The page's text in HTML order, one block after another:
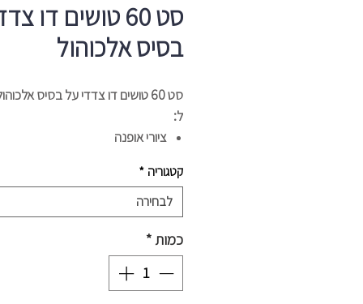
סט 60 טושים דו
בסיס אלכוהול
סט 60 טושים דו צדדי על בסיס
ל:
ציורי אופנה
המחשה
קטגוריה *
לבחירה
כמות*